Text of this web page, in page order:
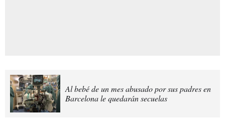
Al bebé de un mes abusado por sus padres en
Barcelona le quedarán secuelas